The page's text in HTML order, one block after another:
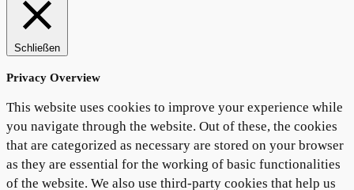
Schließen
Privacy Overview
This website uses cookies to improve your experience while
you navigate through the website. Out of these, the cookies
that are categorized as necessary are stored on your browser
as they are essential for the working of basic functionalities
of the website. We also use third-party cookies that help us